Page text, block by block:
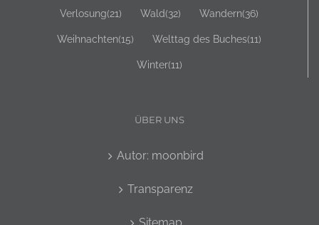
Verlosung(21) Wald(32) Wandern(36)
Weihnachten(15) Welttag des Buches(11)
Winter(11)
ÜBER UNS
Autor: moonbird
Transparenz